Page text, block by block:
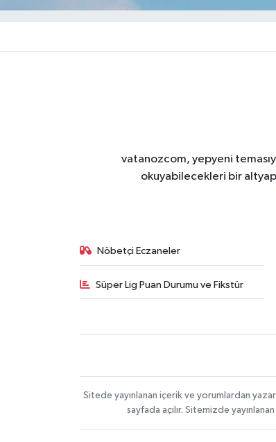
vatanozcom, yepyeni
okuyabilecekleri bir
Nöbetçi Eczaneler
Süper Lig Puan Durumu ve Fikstür
Sitede yayınlanan içerik ve yorumlardan
sayfada açılır. Sitemizde